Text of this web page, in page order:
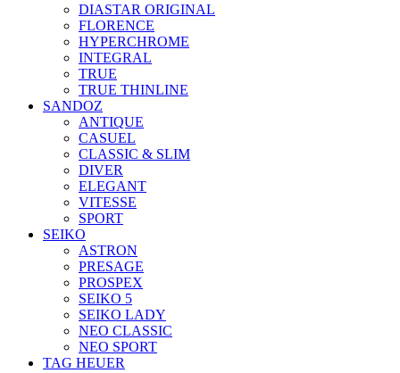
DIASTAR ORIGINAL
FLORENCE
HYPERCHROME
INTEGRAL
TRUE
TRUE THINLINE
SANDOZ
ANTIQUE
CASUEL
CLASSIC & SLIM
DIVER
ELEGANT
VITESSE
SPORT
SEIKO
ASTRON
PRESAGE
PROSPEX
SEIKO 5
SEIKO LADY
NEO CLASSIC
NEO SPORT
TAG HEUER